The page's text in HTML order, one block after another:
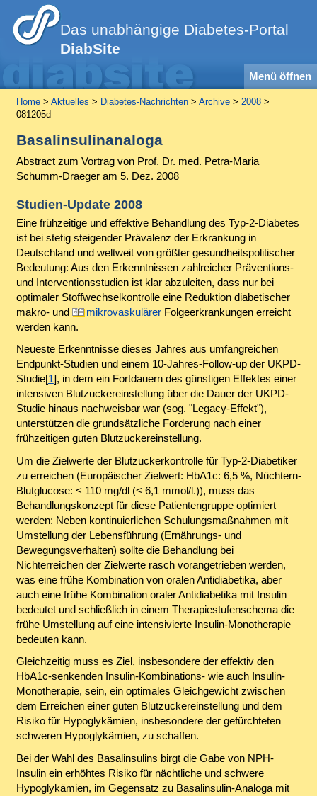
Das unabhängige Diabetes-Portal
DiabSite
Menü öffnen
Home> Aktuelles > Diabetes-Nachrichten> Archive> 2008>
081205d
Basalinsulinanaloga
Abstractzum Vortrag von Prof. Dr. med. Petra-Maria
Schumm-Draeger am 5. Dez. 2008
Studien-Update 2008
Eine frühzeitige und effektive Behandlung des Typ-2-Diabetes
ist bei stetig steigender Prävalenz der Erkrankung in
Deutschland und weltweit von größter gesundheitspolitischer
Bedeutung: Aus den Erkenntnissen zahlreicher Präventions-
und Interventionsstudien ist klar abzuleiten, dass nur bei
optimaler Stoffwechselkontrolle eine Reduktion diabetischer
makro- und
mikrovaskulärerFolgeerkrankungen erreicht
werden kann.
Neueste Erkenntnisse dieses Jahres aus umfangreichen
Endpunkt-Studien und einem 10-Jahres-Follow-up der UKPD-
Studie[1], in dem ein Fortdauern des günstigen Effektes einer
intensiven Blutzuckereinstellung über die Dauer der UKPD-
Studie hinaus nachweisbar war (sog. "Legacy-Effekt"),
unterstützen die grundsätzliche Forderung nach einer
frühzeitigen guten Blutzuckereinstellung.
Um die Zielwerte der Blutzuckerkontrolle für Typ-2-Diabetiker
zu erreichen (Europäischer Zielwert: HbA1c: 6,5 %, Nüchtern-
Blutglucose: < 110 mg/dl (< 6,1 mmol/l.)), muss das
Behandlungskonzept für diese Patientengruppe optimiert
werden: Neben kontinuierlichen Schulungsmaßnahmen mit
Umstellung der Lebensführung (Ernährungs- und
Bewegungsverhalten) sollte die Behandlung bei
Nichterreichen der Zielwerte rasch vorangetrieben werden,
was eine frühe Kombination von oralen Antidiabetika, aber
auch eine frühe Kombination oraler Antidiabetika mit Insulin
bedeutet und schließlich in einem Therapiestufenschema die
frühe Umstellung auf eine intensivierte Insulin-Monotherapie
bedeuten kann.
Gleichzeitig muss es Ziel, insbesondere der effektiv den
HbA1c-senkenden Insulin-Kombinations- wie auch Insulin-
Monotherapie, sein, ein optimales Gleichgewicht zwischen
dem Erreichen einer guten Blutzuckereinstellung und dem
Risiko für Hypoglykämien, insbesondere der gefürchteten
schweren Hypoglykämien, zu schaffen.
Bei der Wahl des Basalinsulins birgt die Gabe von NPH-
Insulin ein erhöhtes Risiko für nächtliche und schwere
Hypoglykämien, im Gegensatz zu Basalinsulin-Analoga mit